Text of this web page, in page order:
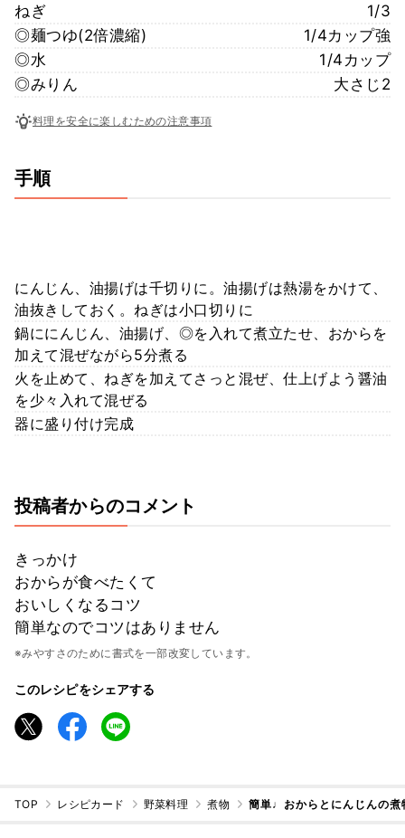
ねぎ
1/3
◎麺つゆ(2倍濃縮)
1/4カップ強
◎水
1/4カップ
◎みりん
大さじ2
料理を安全に楽しむための注意事項
手順
にんじん、油揚げは千切りに。油揚げは熱湯をかけて、
油抜きしておく。ねぎは小口切りに
鍋ににんじん、油揚げ、◎を入れて煮立たせ、おからを
加えて混ぜながら5分煮る
火を止めて、ねぎを加えてさっと混ぜ、仕上げよう醤油
を少々入れて混ぜる
器に盛り付け完成
投稿者からのコメント
きっかけ
おからが食べたくて
おいしくなるコツ
簡単なのでコツはありません
※みやすさのために書式を一部改変しています。
このレシピをシェアする
TOP レシピカード 野菜料理 煮物 簡単♩おからとにんじんの煮